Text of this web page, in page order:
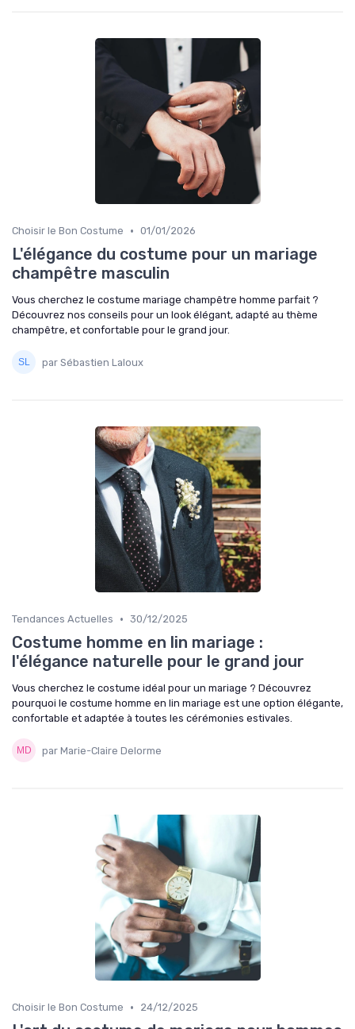
Choisir le Bon Costume • 01/01/2026
L'élégance du costume pour un mariage
champêtre masculin
Vous cherchez le costume mariage champêtre homme parfait ?
Découvrez nos conseils pour un look élégant, adapté au thème
champêtre, et confortable pour le grand jour.
par Sébastien Laloux
Tendances Actuelles • 30/12/2025
Costume homme en lin mariage :
l'élégance naturelle pour le grand jour
Vous cherchez le costume idéal pour un mariage ? Découvrez
pourquoi le costume homme en lin mariage est une option élégante,
confortable et adaptée à toutes les cérémonies estivales.
par Marie-Claire Delorme
Choisir le Bon Costume • 24/12/2025